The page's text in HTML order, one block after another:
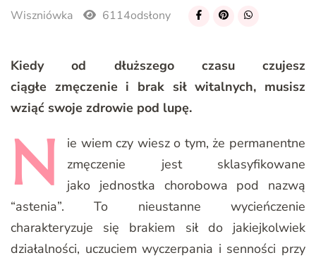
Wiszniówka 6114odsłony
Kiedy od dłuższego czasu czujesz
ciągłe zmęczenie i brak sił witalnych, musisz
wziąć swoje zdrowie pod lupę.
N ie wiem czy wiesz o tym, że permanentne
zmęczenie jest sklasyfikowane
jako jednostka chorobowa pod nazwą
“astenia”. To nieustanne wycieńczenie
charakteryzuje się brakiem sił do jakiejkolwiek
działalności, uczuciem wyczerpania i senności przy